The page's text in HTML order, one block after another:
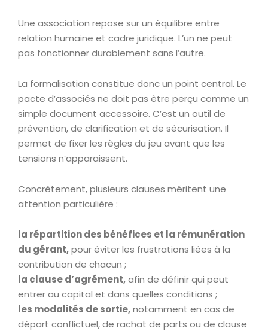
Une association repose sur un équilibre entre
relation humaine et cadre juridique. L’un ne peut
pas fonctionner durablement sans l’autre.
La formalisation constitue donc un point central. Le
pacte d’associés ne doit pas être perçu comme un
simple document accessoire. C’est un outil de
prévention, de clarification et de sécurisation. Il
permet de fixer les règles du jeu avant que les
tensions n’apparaissent.
Concrètement, plusieurs clauses méritent une
attention particulière :
la répartition des bénéfices et la rémunération
du gérant,pour éviter les frustrations liées à la
contribution de chacun ;
la clause d’agrément,afin de définir qui peut
entrer au capital et dans quelles conditions ;
les modalités de sortie,notamment en cas de
départ conflictuel, de rachat de parts ou de clause